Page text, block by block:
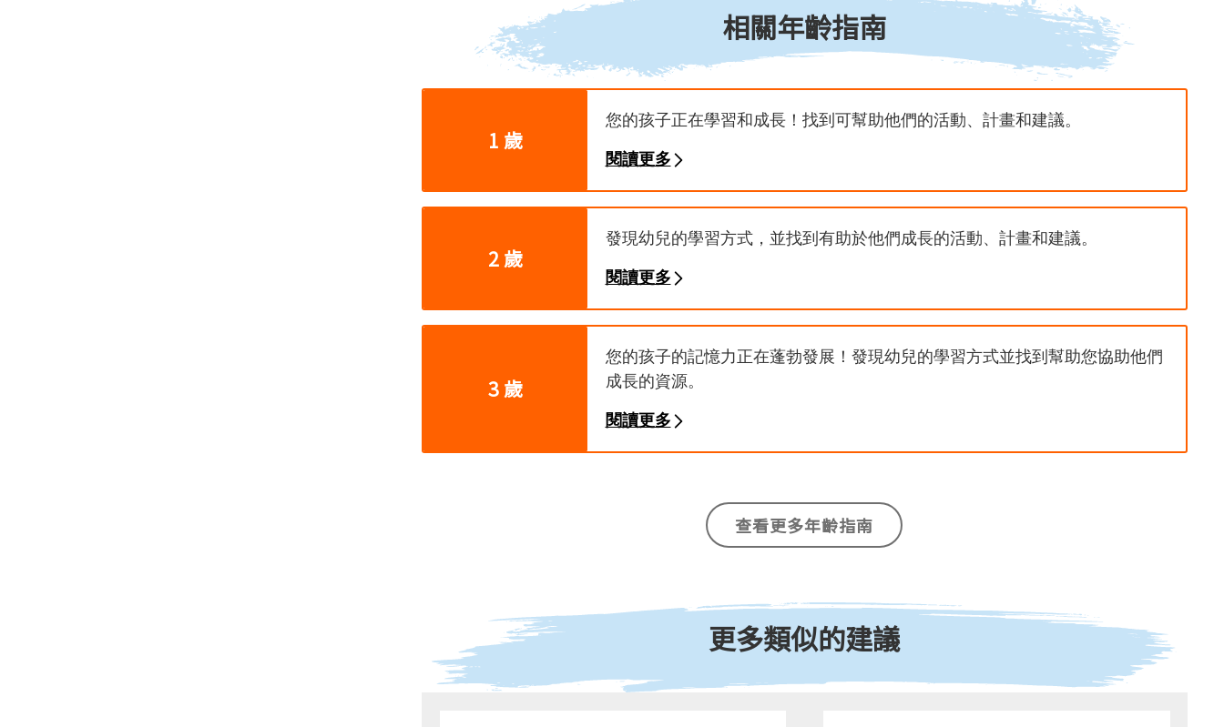
相關年齡指南
1 歲
您的孩子正在學習和成長！找到可幫助他們的活動、計畫和建議。
閱讀更多
2 歲
發現幼兒的學習方式，並找到有助於他們成長的活動、計畫和建議。
閱讀更多
3 歲
您的孩子的記憶力正在蓬勃發展！發現幼兒的學習方式並找到幫助您協助他們
成長的資源。
閱讀更多
孩子們在學前班會學到很多！瞭解這一年的預期變化並發掘有助於孩子成長的
您五歲的孩子正在學習與成長！找到可幫助他們的活動、計畫和建議。
閱讀更多
查看更多年齡指南
更多類似的建議